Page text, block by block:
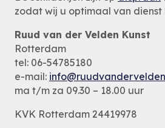
zodat wij u optimaal van dienst
Ruud van der Velden Kunst
Rotterdam
tel: 06-54785180
e-mail:
ma t/m za 09.30 – 18.00 uur
KVK Rotterdam 24419978